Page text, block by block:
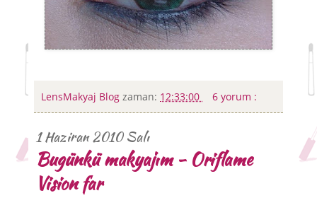
LensMakyaj Blog zaman: 12:33:00 6 yorum :
1 Haziran 2010 Salı
Bugünkü makyajım - Oriflame
Vision far